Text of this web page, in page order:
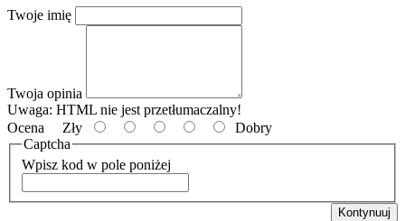
Twoje imię
Twoja opinia
Uwaga: HTML nie jest przetłumaczalny!
Ocena Zły
Dobry
Captcha
Wpisz kod w pole poniżej
Kontynuuj